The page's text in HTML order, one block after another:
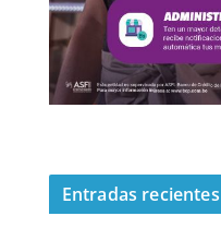
Entradas recientes